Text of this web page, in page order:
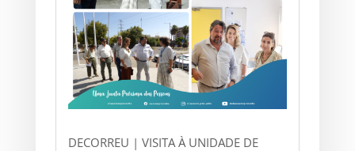
DECORREU | VISITA À UNIDADE DE